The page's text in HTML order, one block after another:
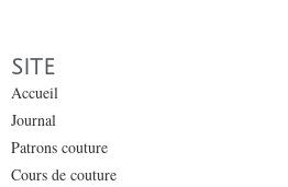
SITE
Accueil
Journal
Patrons couture
Cours de couture